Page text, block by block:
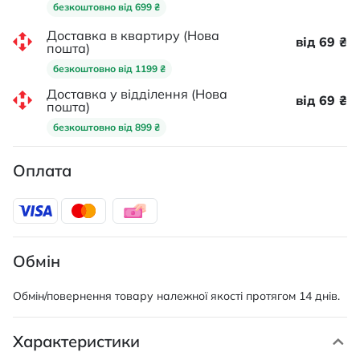
безкоштовно від 699 ₴
Доставка в квартиру (Нова
пошта)
безкоштовно від 1199 ₴
від 69 ₴
Доставка у відділення (Нова
пошта)
безкоштовно від 899 ₴
від 69 ₴
Оплата
Обмін
Обмін/повернення товару належної якості протягом 14 днів.
Характеристики